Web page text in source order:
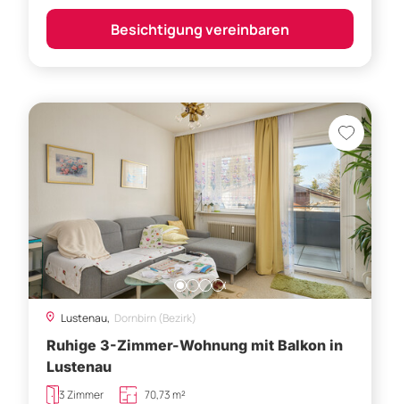
Besichtigung vereinbaren
Lustenau, Dornbirn (Bezirk)
Ruhige 3-Zimmer-Wohnung mit Balkon in
Lustenau
3 Zimmer 70,73 m²